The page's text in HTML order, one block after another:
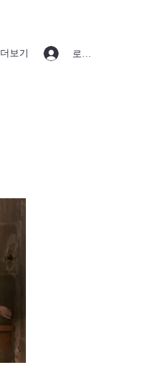
로그인
더보기